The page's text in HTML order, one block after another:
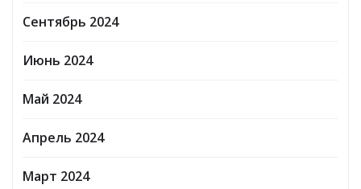
Сентябрь 2024
Июнь 2024
Май 2024
Апрель 2024
Март 2024